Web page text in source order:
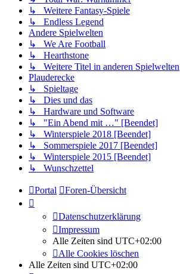
↳ Weitere Fantasy-Spiele
↳ Endless Legend
Andere Spielwelten
↳ We Are Football
↳ Hearthstone
↳ Weitere Titel in anderen Spielwelten
Plauderecke
↳ Spieltage
↳ Dies und das
↳ Hardware und Software
↳ "Ein Abend mit …" [Beendet]
↳ Winterspiele 2018 [Beendet]
↳ Sommerspiele 2017 [Beendet]
↳ Winterspiele 2015 [Beendet]
↳ Wunschzettel
Portal Foren-Übersicht
Datenschutzerklärung
Impressum
Alle Zeiten sind UTC+02:00
Alle Cookies löschen
Alle Zeiten sind UTC+02:00